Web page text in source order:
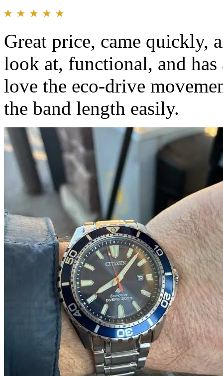
Great price, came quickly,
look at, functional, and
love the eco-drive
the band length easily.